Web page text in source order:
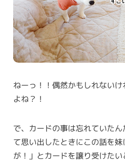
ねーっ！！偶然かもしれない
よね？！
で、カードの事は忘れていた
て思い出したときにこの話を
が！」とカードを譲り受けたい